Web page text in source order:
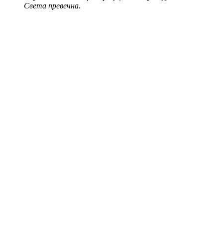
Света превечна.